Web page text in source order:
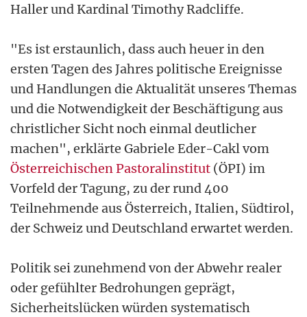
Haller und Kardinal Timothy Radcliffe.
"Es ist erstaunlich, dass auch heuer in den
ersten Tagen des Jahres politische Ereignisse
und Handlungen die Aktualität unseres Themas
und die Notwendigkeit der Beschäftigung aus
christlicher Sicht noch einmal deutlicher
machen", erklärte Gabriele Eder-Cakl vom
Österreichischen Pastoralinstitut (ÖPI) im
Vorfeld der Tagung, zu der rund 400
Teilnehmende aus Österreich, Italien, Südtirol,
der Schweiz und Deutschland erwartet werden.
Politik sei zunehmend von der Abwehr realer
oder gefühlter Bedrohungen geprägt,
Sicherheitslücken würden systematisch